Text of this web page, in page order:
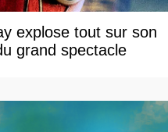
explose tout sur son
grand spectacle